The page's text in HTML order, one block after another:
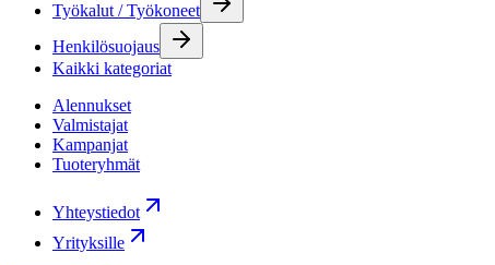
Työkalut / Työkoneet
Henkilösuojaus
Kaikki kategoriat
Alennukset
Valmistajat
Kampanjat
Tuoteryhmät
Yhteystiedot
Yrityksille